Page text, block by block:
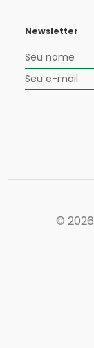
Newsletter
© 2026